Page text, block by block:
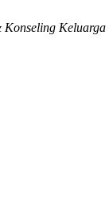
Keluarga